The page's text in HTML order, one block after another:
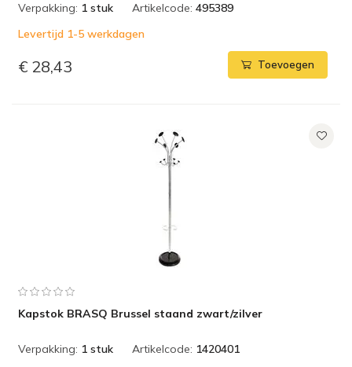
Verpakking: 1 stuk Artikelcode: 495389
Levertijd 1-5 werkdagen
€ 28,43 Toevoegen
Kapstok BRASQ Brussel staand zwart/zilver
Verpakking: 1 stuk Artikelcode: 1420401